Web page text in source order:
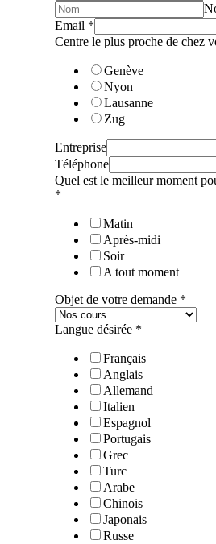
Email *
Centre le plus proche de chez
Genève
Nyon
Lausanne
Zug
Entreprise
Téléphone
Quel est le meilleur moment
*
Matin
Après-midi
Soir
A tout moment
Objet de votre demande *
Langue désirée *
Français
Anglais
Allemand
Italien
Espagnol
Portugais
Grec
Turc
Arabe
Chinois
Japonais
Russe